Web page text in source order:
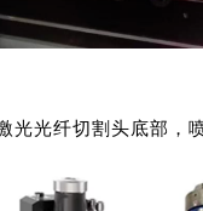
光纤切割头底部，